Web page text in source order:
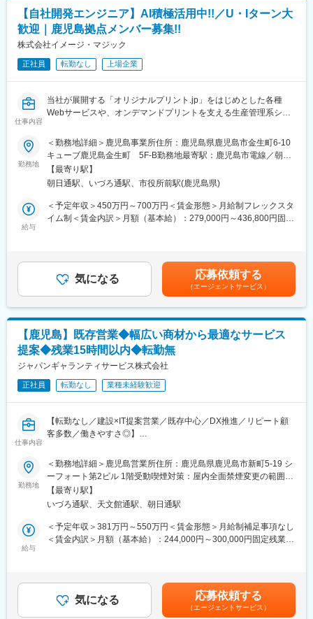
で経験を積んだ人材のデジタル人材への育成、デジタルサービス
（後払いシステム・サイネージ他）の開発・提供を行い、持続可
能な社会や新デジタル社会へ貢献する会社を目指しております。
変更の範囲：会社の定める業務
営業に同行し、顧客課題の技術的観点からの整理
提案内容の検討・構成設計
ICT商材（ネットワーク／クラウド／セキュリティ）の選定・組み
合わせ
導入に向けた検証・設計・技術支援
導入後のフォロー・改善提案
◇この仕事の魅力
提案内容の検討や設計など、上流工程に関われるポジション
技術知識を活かし、顧客課題の解決に直接貢献できる
自治体・地域企業を支え、地域の課題解決・発展に関われる
ITスキルと提案力の両方を身につけ、キャリアの幅を広げられる
◇研修について
境です。
入社後はICT、ITの知識を取得できるよう基礎から研修。その後は
務スキル等の内容をWeb配信や定期的な集合研修、現場でのOJT
を通じてフォローを行います。
◇働き方
フルフレックス（コアタイムなし）・リモートワーク可
残業月平均13時間／完全週休2日制（土日祝）
ライフステージに応じた柔軟な働き方が可能です。
変更の範囲：会社の定める業務
【自社開発エンジニア】AI積極活用中!!／U・Iターン大
歓迎｜鹿児島拠点メンバー募集!!
株式会社イメージ・マジック
正社員 転勤なし 上場企業
仕事内容
当社が展開する「オリジナルプリント.jp」をはじめとした各種
Webサービスや、オンデマンドプリントを支える生産管理系シス
鹿児島拠点では、特にECサイトのフロントエンド領域に関わる機
会が多く、商品ページ、注文導線、デザインシミュレーターとの
連携部分など、ユーザーが商品を探し、デザインし、注文するま
での体験をより使いやすくするための開発に携わっていただきま
す。
・商品ページ、注文導線、各種画面のUI改善
・表示内容の最適化、購入体験向上に向けた開発
・デザインシミュレーターなど関連機能との連携改善
発・改善
・自社工場等で使用する生産管理システムの機能追加・改修
ECサイトと生産管理システムが連携しているため、ユーザー体験
の向上だけでなく、注文後の加工・生産・出荷まで含めた業務効
率化にも関わることができます。
日々の機能追加や既存機能の改修に加え、新たなサービスの企
画・開発にも積極的に取り組んでおり、自社サービスの成長に継
続的に関われるポジションです。
変更の範囲：会社の定める業務
勤務地
＜勤務地詳細＞鹿児島事業所住所：鹿児島県鹿児島市金生町6-10
キューブ鹿児島金生町 5F-B勤務地最寄駅：鹿児島市電線／朝日
通駅受動喫煙対策：敷地内全面禁煙変更の範囲：会社の定める事
業所
【最寄り駅】
朝日通駅、いづろ通駅、市役所前駅(鹿児島県)
給与
＜予定年収＞450万円～700万円＜賃金形態＞月給制フレックスタ
イム制＜賃金内訳＞月額（基本給）：279,000円～436,800円固定
有＜給与補足＞■給与改定：年1回昇給の機会あり（その他、特別
な業績達成により随時実施） ■賞与：業績により支給賃金はあく
までも目安の金額であり、選考を通じて上下する可能性がありま
す。月給(月額)は固定手当を含めた表記です。
気になる 応募依頼する
（エージェントサービス）
【鹿児島】既存営業◆幅広い商材から最適なサービス
提案◆残業15時間以内◆転勤無
ジャパンギャランティサービス株式会社
正社員 転勤なし 業種未経験歓迎
仕事内容
【転勤なし／建設×IT提案営業／既存中心／DX推進／リピート顧
客多数／働きやすさ◎】
ITを通じて建設現場の課題解決に貢献。U・Iターンを歓迎し、熊
本で腰を据えて働きながら新たなキャリアを築けるポジションで
す。
■業務内容
建設会社・設備会社の現場事務所に対し、クラウドカメラや
iPad、サイネージなどのIT機器を組み合わせたソリューション提
で関与します。
主な交渉相手は現場所長で、業務効率化や省人化といったテーマ
に直接向き合います。既存顧客への継続提案や次回案件の情報収
勤務地
＜勤務地詳細＞鹿児島営業所住所：鹿児島県鹿児島市新町5-19 シ
ーフォート第2ビル 1階受動喫煙対策：屋内全面禁煙変更の範囲：
会社の定める事業所
【最寄り駅】
いづろ通駅、天文館通駅、朝日通駅
給与
＜予定年収＞381万円～550万円＜賃金形態＞月給制補足事項なし
＜賃金内訳＞月額（基本給）：244,000円～300,000円固定残業手
＞※給与詳細は、経験や能力を考慮のうえ決定※20時間を超える時
間外労働は追加で支給※時間外労働の有無に関わらず、20時間分
を固定残業代として支給■昇給：年1回（7月）■賞与：年2回（7
気になる 応募依頼する
（エージェントサービス）